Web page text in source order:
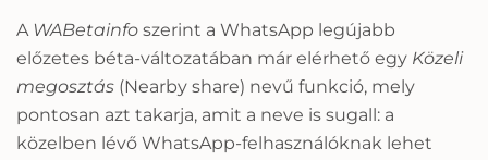
A WABetainfo szerint a WhatsApp legújabb
előzetes béta-változatában már elérhető egy Közeli
megosztás (Nearby share) nevű funkció, mely
pontosan azt takarja, amit a neve is sugall: a
közelben lévő WhatsApp-felhasználóknak lehet